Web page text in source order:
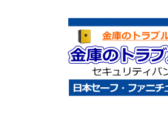
庫
の
ト
ラ
ブ
ル